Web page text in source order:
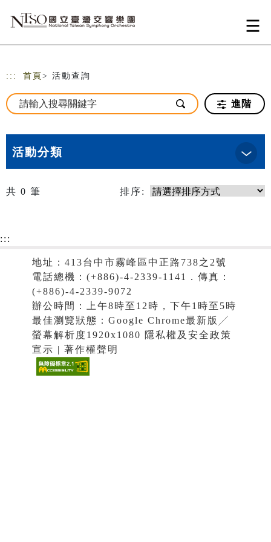
::: 首頁 > 活動查詢
進階
活動分類
共 0 筆 排序:
:::
地址：413台中市霧峰區中正路738之2號
電話總機：(+886)-4-2339-1141．傳真：
(+886)-4-2339-9072
辦公時間：上午8時至12時，下午1時至5時
最佳瀏覽狀態：Google Chrome最新版╱
螢幕解析度1920x1080 隱私權及安全政策
宣示 | 著作權聲明